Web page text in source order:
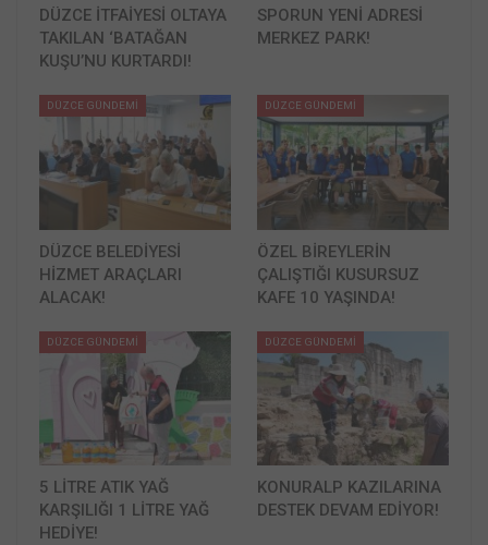
DÜZCE İTFAİYESİ OLTAYA
TAKILAN ‘BATAĞAN
KUŞU’NU KURTARDI!
SPORUN YENİ ADRESİ
MERKEZ PARK!
DÜZCE GÜNDEMİ
DÜZCE BELEDİYESİ
HİZMET ARAÇLARI
ALACAK!
DÜZCE GÜNDEMİ
ÖZEL BİREYLERİN
ÇALIŞTIĞI KUSURSUZ
KAFE 10 YAŞINDA!
DÜZCE GÜNDEMİ
5 LİTRE ATIK YAĞ
KARŞILIĞI 1 LİTRE YAĞ
HEDİYE!
DÜZCE GÜNDEMİ
KONURALP KAZILARINA
DESTEK DEVAM EDİYOR!